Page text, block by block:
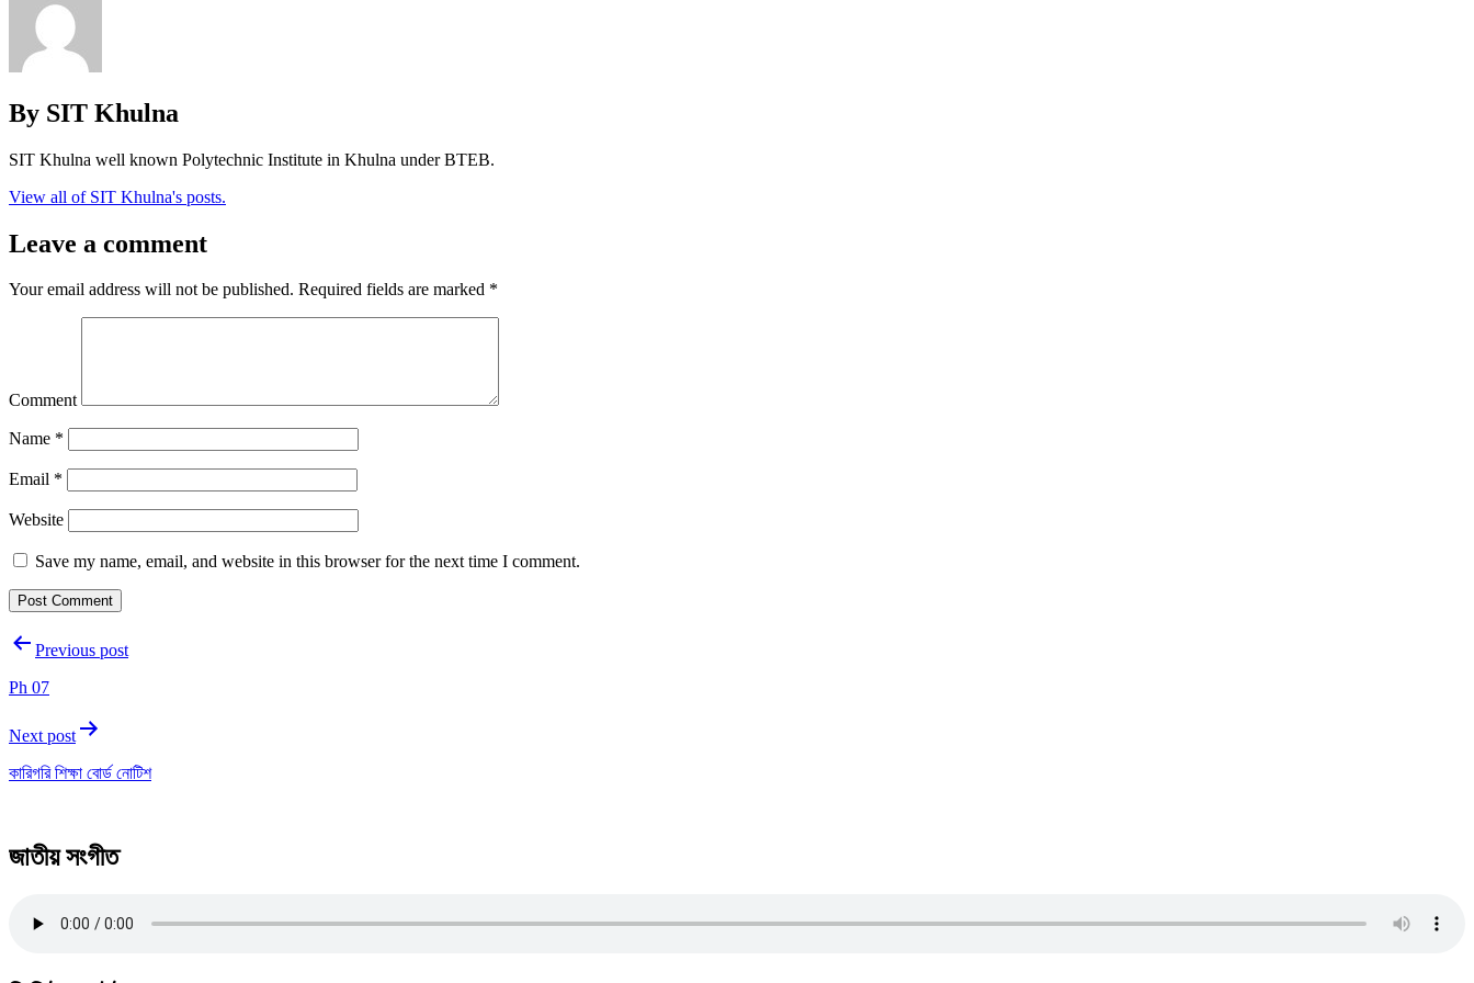
By SIT Khulna
SIT Khulna well known Polytechnic Institute in Khulna under BTEB.
View all of SIT Khulna's posts.
Leave a comment
Your email address will not be published. Required fields are marked *
Comment
Name *
Email *
Website
Save my name, email, and website in this browser for the next time I comment.
PostPrevious post
Ph 07
Next post
কারিগরি শিক্ষা বোর্ড নোটিশ
জাতীয় সংগীত